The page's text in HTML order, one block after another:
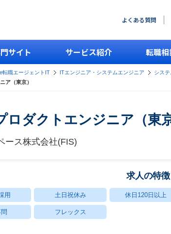
よくある質問
サイト サービス紹介 転職
転職エージェントIT ITエンジニア・システムエンジニア シス
ア（東京）
ロダクトエンジニア（東京
ース株式会社(FIS)
求人の特徴
用 土日祝休み 休日120日以上
フレックス